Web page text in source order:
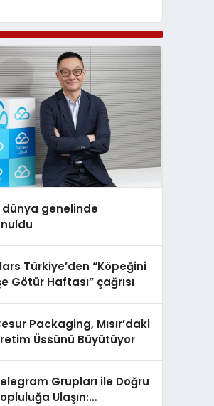
dünya genelinde
Türkiye’den “Köpeğini
Götür Haftası” çağrısı
Packaging, Mısır’daki
Üssünü Büyütüyor
Grupları ile Doğru
Ulaşın: